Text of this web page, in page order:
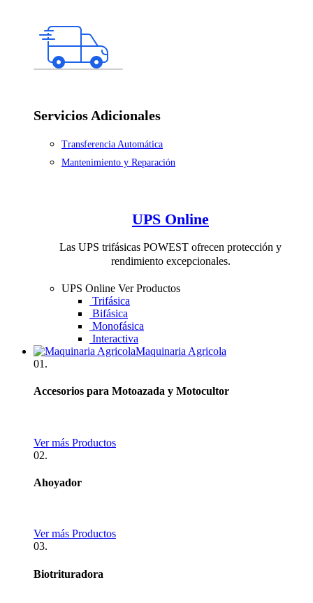
Servicios Adicionales
Transferencia Automática
Mantenimiento y Reparación
UPS Online
Las UPS trifásicas POWEST ofrecen protección y
rendimiento excepcionales.
UPS Online Ver Productos
Trifásica
Bifásica
Monofásica
Interactiva
Maquinaria Agricola
01.
Accesorios para Motoazada y Motocultor
Ver más Productos
02.
Ahoyador
Ver más Productos
03.
Biotrituradora